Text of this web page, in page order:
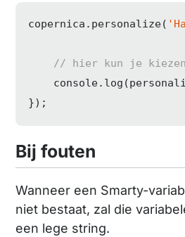
copernica.personalize(
// hier kun je kiezen
console
});
Bij fouten
Wanneer een Smarty-
niet bestaat, zal die
een lege string.